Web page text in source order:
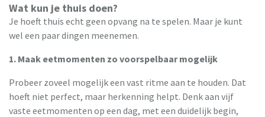
Wat kun je thuis doen?
Je hoeft thuis echt geen opvang na te spelen. Maar je kunt
wel een paar dingen meenemen.
1. Maak eetmomenten zo voorspelbaar mogelijk
Probeer zoveel mogelijk een vast ritme aan te houden. Dat
hoeft niet perfect, maar herkenning helpt. Denk aan vijf
vaste eetmomenten op een dag, met een duidelijk begin,